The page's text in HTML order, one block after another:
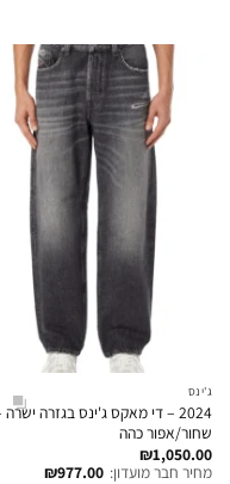
ג'ינס
2024 – די מאקס ג'ינס בגזרה ישרה
שחור/אפור כהה
₪1,050.00
מחיר חבר מועדון: ₪977.00